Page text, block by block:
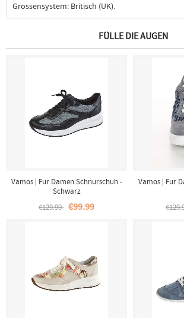
Grossensystem: Britisch (UK).
FÜLLE DIE AUGEN
Vamos | Fur Damen Schnurschuh -
Schwarz
€129.99 €99.99
Vamos | Fur